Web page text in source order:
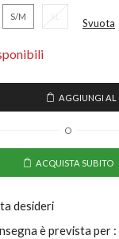
S/M XL Svuota
AGGIUNGI AL
O
ACQUISTA SUBITO
desideri
è prevista per :